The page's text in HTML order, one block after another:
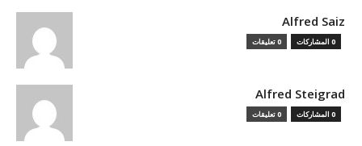
Alfred Saiz
0 المشاركات 0 تعليقات
Alfred Steigrad
0 المشاركات 0 تعليقات